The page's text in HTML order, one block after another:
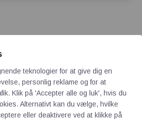
teknologier for at give dig en
personlig reklame og for at
Klik på 'Accepter alle og luk', hvis du
Alternativt kan du vælge, hvilke
eller deaktivere ved at klikke på